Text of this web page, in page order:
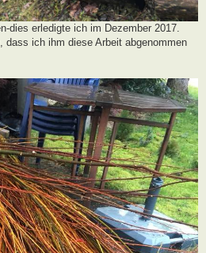
dies erledigte ich im Dezember 2017.
dass ich ihm diese Arbeit abgenommen